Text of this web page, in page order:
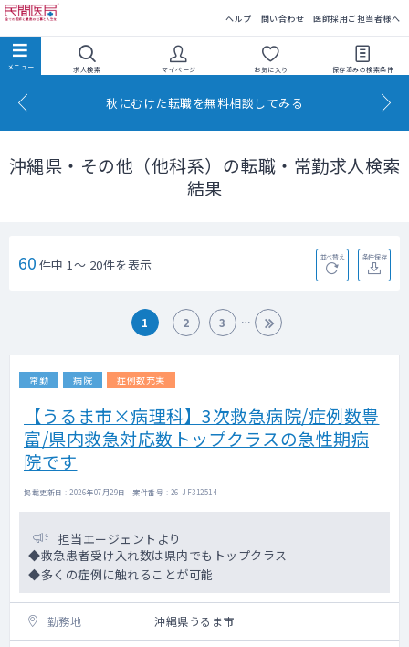
ヘルプ 問い合わせ 医師採用ご担当者様へ
求人検索 マイページ お気に入り 保存済みの検索条件
秋にむけた転職を無料相談してみる
沖縄県・その他（他科系）の転職・常勤求人検索
結果
60 件中 1～ 20件を表示 並べ替え 条件保存
1 2 3
常勤 病院 症例数充実
【うるま市×病理科】3次救急病院/症例数豊
富/県内救急対応数トップクラスの急性期病
院です
掲載更新日 : 2026年07月29日 案件番号 : 26-JF312514
担当エージェントより
◆救急患者受け入れ数は県内でもトップクラス
◆多くの症例に触れることが可能
勤務地 沖縄県うるま市